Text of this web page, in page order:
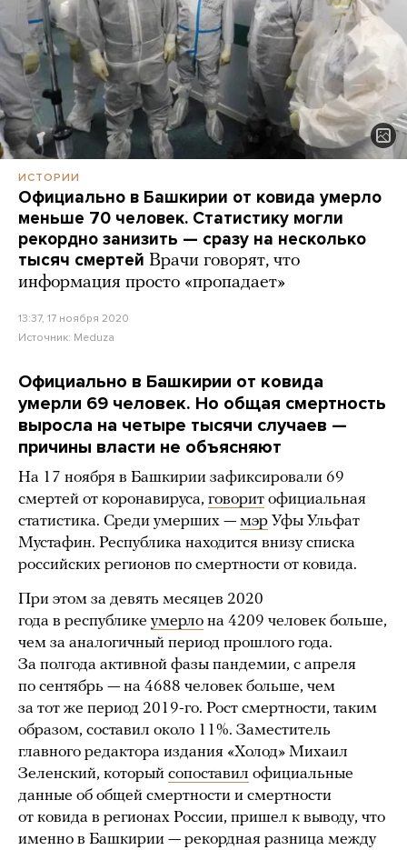
ИСТОРИИ
Официально в Башкирии от ковида умерло
меньше 70 человек. Статистику могли
рекордно занизить — сразу на несколько
тысяч смертей Врачи говорят, что
информация просто «пропадает»
13:37, 17 ноября 2020
Источник: Meduza
Официально в Башкирии от ковида
умерли 69 человек. Но общая смертность
выросла на четыре тысячи случаев —
причины власти не объясняют
На 17 ноября в Башкирии зафиксировали 69
смертей от коронавируса, говорит официальная
статистика. Среди умерших — мэр Уфы Ульфат
Мустафин. Республика находится внизу списка
российских регионов по смертности от ковида.
При этом за девять месяцев 2020
года в республике умерло на 4209 человек больше,
чем за аналогичный период прошлого года.
За полгода активной фазы пандемии, с апреля
по сентябрь — на 4688 человек больше, чем
за тот же период 2019-го. Рост смертности, таким
образом, составил около 11%. Заместитель
главного редактора издания «Холод» Михаил
Зеленский, который сопоставил официальные
данные об общей смертности и смертности
от ковида в регионах России, пришел к выводу, что
именно в Башкирии — рекордная разница между